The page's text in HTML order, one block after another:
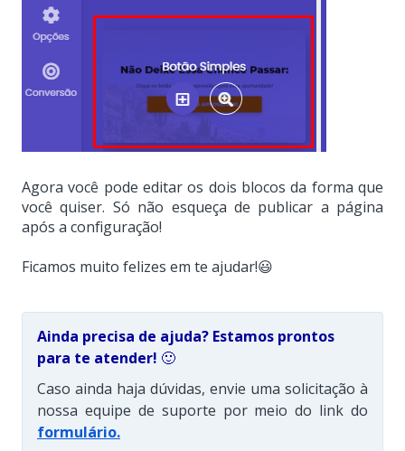
Agora você pode editar os dois blocos da forma que
você quiser. Só não esqueça de publicar a página
após a configuração!
Ficamos muito felizes em te ajudar!😃
Ainda precisa de ajuda? Estamos prontos
para te atender! 🙂
Caso ainda haja dúvidas, envie uma solicitação à
nossa equipe de suporte por meio do link do
formulário.